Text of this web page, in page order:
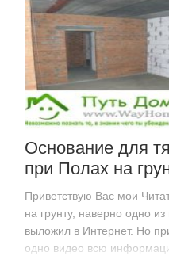
Основание для
при Полах на
Приветствую Вас мои
на грунту, наверно одно
выложил в Интернет. Но
одно видео всю